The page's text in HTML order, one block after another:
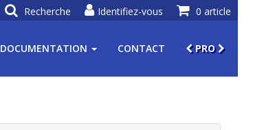
DOCUMENTATION CONTACT PRO
0 article
Identifiez-vous
Recherche